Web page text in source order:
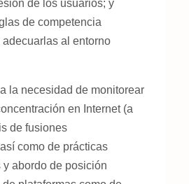
de los usuarios; y
de competencia
al entorno
la necesidad de monitorear
en Internet (a
de fusiones
como de prácticas
abordo de posición